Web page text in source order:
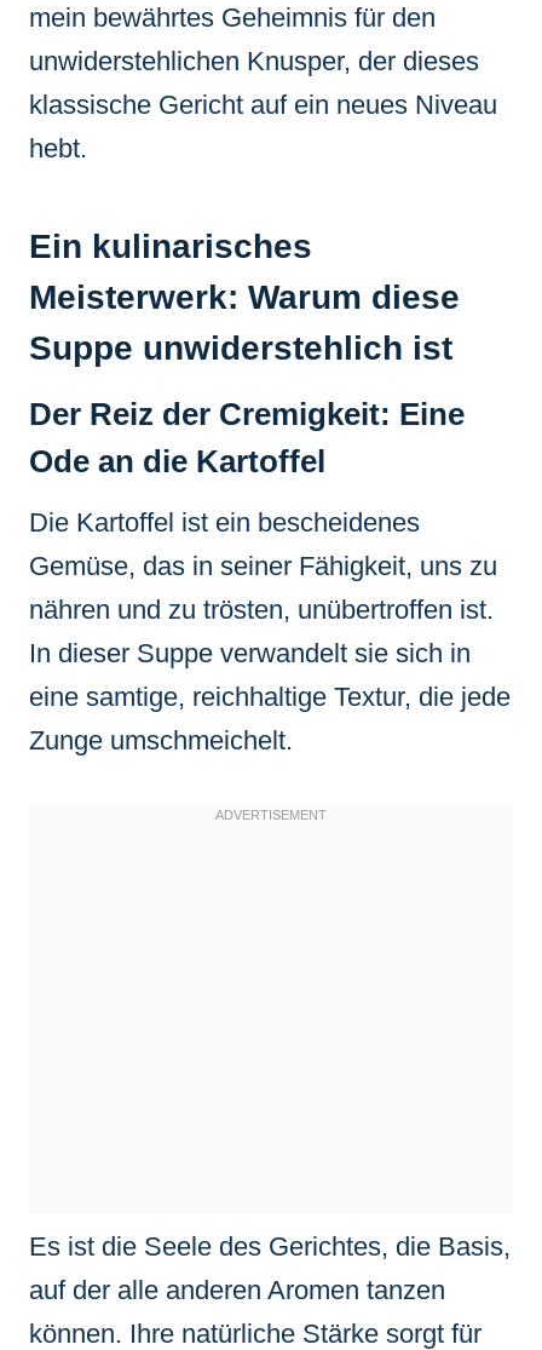
mein bewährtes Geheimnis für den
unwiderstehlichen Knusper, der dieses
klassische Gericht auf ein neues Niveau
hebt.
Ein kulinarisches
Meisterwerk: Warum diese
Suppe unwiderstehlich ist
Der Reiz der Cremigkeit: Eine
Ode an die Kartoffel
Die Kartoffel ist ein bescheidenes
Gemüse, das in seiner Fähigkeit, uns zu
nähren und zu trösten, unübertroffen ist.
In dieser Suppe verwandelt sie sich in
eine samtige, reichhaltige Textur, die jede
Zunge umschmeichelt.
Es ist die Seele des Gerichtes, die Basis,
auf der alle anderen Aromen tanzen
können. Ihre natürliche Stärke sorgt für